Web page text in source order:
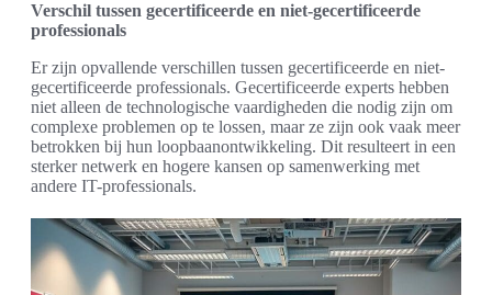
Verschil tussen gecertificeerde en niet-gecertificeerde
professionals
Er zijn opvallende verschillen tussen gecertificeerde en niet-
gecertificeerde professionals. Gecertificeerde experts hebben
niet alleen de technologische vaardigheden die nodig zijn om
complexe problemen op te lossen, maar ze zijn ook vaak meer
betrokken bij hun loopbaanontwikkeling. Dit resulteert in een
sterker netwerk en hogere kansen op samenwerking met
andere IT-professionals.